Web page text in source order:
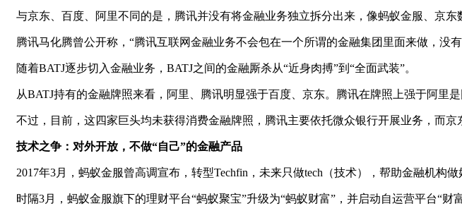
与京东、百度、阿里不同的是，腾讯并没有将金融业务独立拆分出来，像蚂蚁金服、京东
腾讯马化腾曾公开称，“腾讯互联网金融业务不会包在一个所谓的金融集团里面来做，没有
随着BATJ逐步切入金融业务，BATJ之间的金融厮杀从“近身肉搏”到“全面武装”。
从BATJ持有的金融牌照来看，阿里、腾讯明显强于百度、京东。腾讯在牌照上强于阿里是
不过，目前，这四家巨头均未获得消费金融牌照，腾讯主要依托微众银行开展业务，而京
技术之争：对外开放，不做“自己”的金融产品
2017年3月，蚂蚁金服曾高调宣布，转型Techfin，未来只做tech（技术），帮助金融机构
时隔3月，蚂蚁金服旗下的理财平台“蚂蚁聚宝”升级为“蚂蚁财富”，并启动自运营平台“财